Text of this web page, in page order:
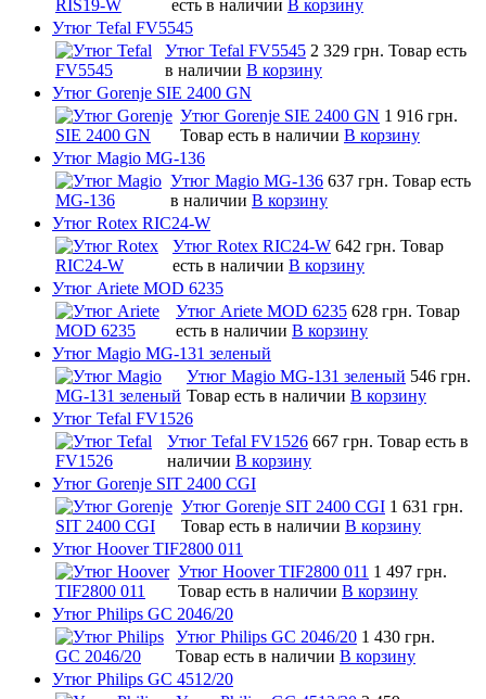
есть в наличии В корзину
Утюг Tefal FV5545
Утюг Tefal FV5545 2 329 грн. Товар есть
в наличии В корзину
Утюг Gorenje SIE 2400 GN
Утюг Gorenje SIE 2400 GN 1 916 грн.
Товар есть в наличии В корзину
Утюг Magio MG-136
Утюг Magio MG-136 637 грн. Товар есть
в наличии В корзину
Утюг Rotex RIC24-W
Утюг Rotex RIC24-W 642 грн. Товар
есть в наличии В корзину
Утюг Ariete MOD 6235
Утюг Ariete MOD 6235 628 грн. Товар
есть в наличии В корзину
Утюг Magio MG-131 зеленый
Утюг Magio MG-131 зеленый 546 грн.
Товар есть в наличии В корзину
Утюг Tefal FV1526
Утюг Tefal FV1526 667 грн. Товар есть в
наличии В корзину
Утюг Gorenje SIT 2400 CGI
Утюг Gorenje SIT 2400 CGI 1 631 грн.
Товар есть в наличии В корзину
Утюг Hoover TIF2800 011
Утюг Hoover TIF2800 011 1 497 грн.
Товар есть в наличии В корзину
Утюг Philips GC 2046/20
Утюг Philips GC 2046/20 1 430 грн.
Товар есть в наличии В корзину
Утюг Philips GC 4512/20